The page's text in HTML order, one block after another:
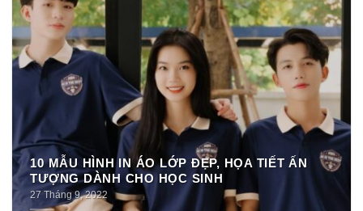
10 MẪU HÌNH IN ÁO LỚP ĐẸP, HỌA TIẾT ẤN
TƯỢNG DÀNH CHO HỌC SINH
27 Tháng 9, 2022